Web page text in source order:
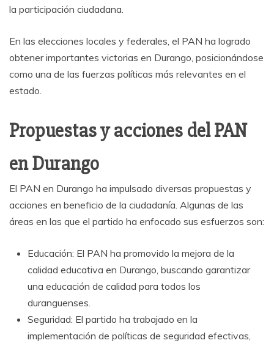
la participación ciudadana.
En las elecciones locales y federales, el PAN ha logrado
obtener importantes victorias en Durango, posicionándose
como una de las fuerzas políticas más relevantes en el
estado.
Propuestas y acciones del PAN
en Durango
El PAN en Durango ha impulsado diversas propuestas y
acciones en beneficio de la ciudadanía. Algunas de las
áreas en las que el partido ha enfocado sus esfuerzos son:
Educación: El PAN ha promovido la mejora de la
calidad educativa en Durango, buscando garantizar
una educación de calidad para todos los
duranguenses.
Seguridad: El partido ha trabajado en la
implementación de políticas de seguridad efectivas,